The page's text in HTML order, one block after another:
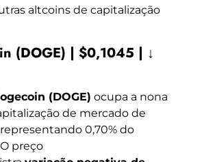
altcoins de capitalização
(DOGE) | $0,1045 | ↓
(DOGE) ocupa a nona
de mercado de
representando 0,70% do
preço